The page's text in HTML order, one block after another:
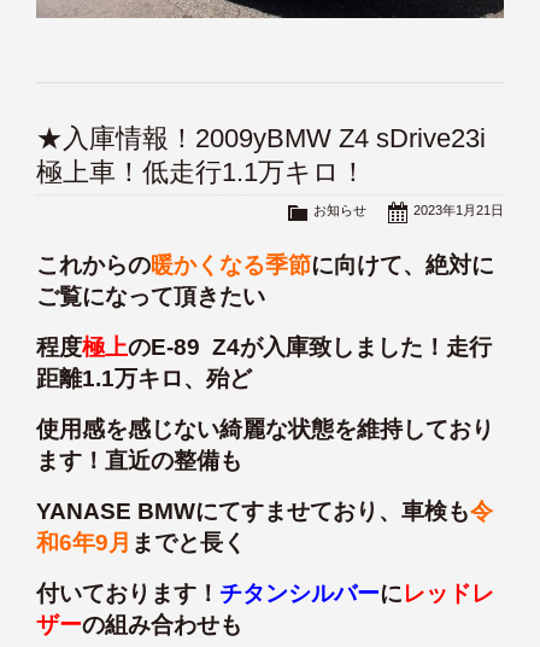
★入庫情報！2009yBMW Z4 sDrive23i
極上車！低走行1.1万キロ！
2023年1月21日
お知らせ
これからの暖かくなる季節に向けて、絶対に
ご覧になって頂きたい
程度極上のE-89 Z4が入庫致しました！走行
距離1.1万キロ、殆ど
使用感を感じない綺麗な状態を維持しており
ます！直近の整備も
YANASE BMWにてすませており、車検も令
和6年9月 までと長く
付いております！ チタンシルバーにレッドレ
ザーの組み合わせも